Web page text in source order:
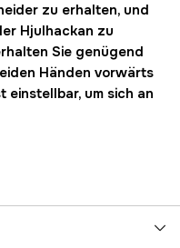
zu erhalten, und
Hjulhackan zu
Sie genügend
Händen vorwärts
einstellbar, um sich an